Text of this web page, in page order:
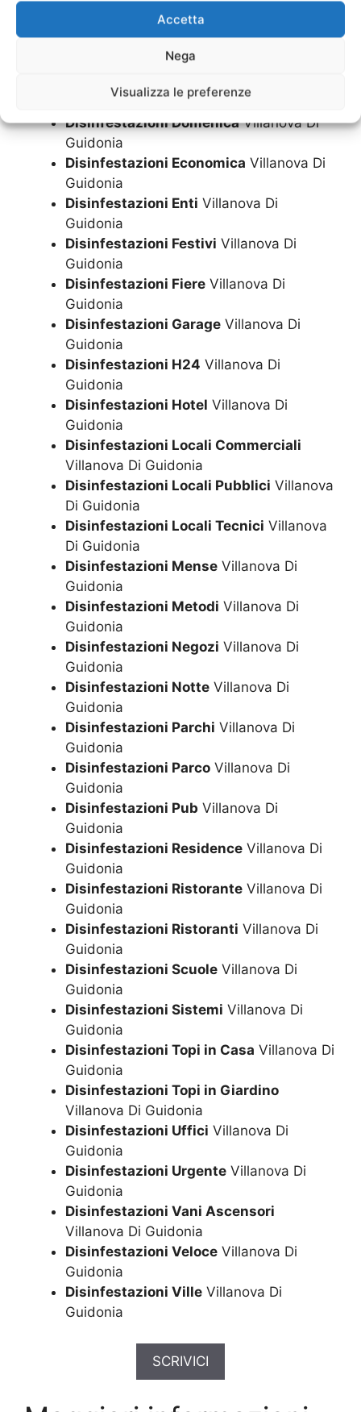
Accetta
Nega
Visualizza le preferenze
Disinfestazioni come si faVillanova Di
Disinfestazioni Condomini
Disinfestazioni DomenicaVillanova Di
Guidonia
Disinfestazioni Economica Villanova Di
Guidonia
Disinfestazioni Enti Villanova Di
Guidonia
Disinfestazioni Festivi Villanova Di
Guidonia
Disinfestazioni Fiere Villanova Di
Guidonia
Disinfestazioni Garage Villanova Di
Guidonia
Disinfestazioni H24 Villanova Di
Guidonia
Disinfestazioni Hotel Villanova Di
Guidonia
Disinfestazioni Locali Commerciali
Villanova Di Guidonia
Disinfestazioni Locali Pubblici Villanova
Di Guidonia
Disinfestazioni Locali Tecnici Villanova
Di Guidonia
Disinfestazioni Mense Villanova Di
Guidonia
Disinfestazioni Metodi Villanova Di
Guidonia
Disinfestazioni Negozi Villanova Di
Guidonia
Disinfestazioni Notte Villanova Di
Guidonia
Disinfestazioni Parchi Villanova Di
Guidonia
Disinfestazioni Parco Villanova Di
Guidonia
Disinfestazioni Pub Villanova Di
Guidonia
Disinfestazioni Residence Villanova Di
Guidonia
Disinfestazioni Ristorante Villanova Di
Guidonia
Disinfestazioni Ristoranti Villanova Di
Guidonia
Disinfestazioni Scuole Villanova Di
Guidonia
Disinfestazioni Sistemi Villanova Di
Guidonia
Disinfestazioni Topi in Casa Villanova Di
Guidonia
Disinfestazioni Topi in Giardino
Villanova Di Guidonia
Disinfestazioni Uffici Villanova Di
Guidonia
Disinfestazioni Urgente Villanova Di
Guidonia
Disinfestazioni Vani Ascensori
Villanova Di Guidonia
Disinfestazioni Veloce Villanova Di
Guidonia
Disinfestazioni Ville Villanova Di
Guidonia
SCRIVICI